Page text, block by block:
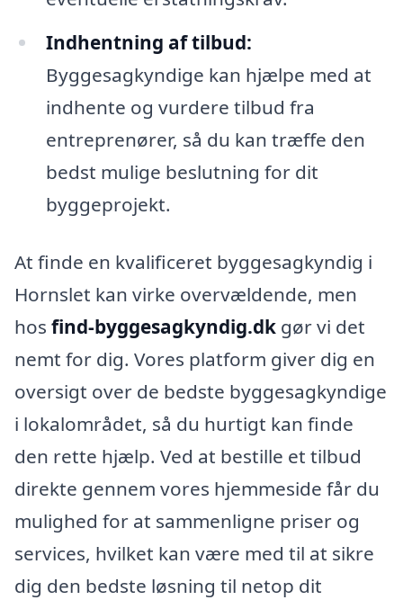
Indhentning af tilbud:
Byggesagkyndige kan hjælpe med at
indhente og vurdere tilbud fra
entreprenører, så du kan træffe den
bedst mulige beslutning for dit
byggeprojekt.
At finde en kvalificeret byggesagkyndig i
Hornslet kan virke overvældende, men
hos find-byggesagkyndig.dk gør vi det
nemt for dig. Vores platform giver dig en
oversigt over de bedste byggesagkyndige
i lokalområdet, så du hurtigt kan finde
den rette hjælp. Ved at bestille et tilbud
direkte gennem vores hjemmeside får du
mulighed for at sammenligne priser og
services, hvilket kan være med til at sikre
dig den bedste løsning til netop dit